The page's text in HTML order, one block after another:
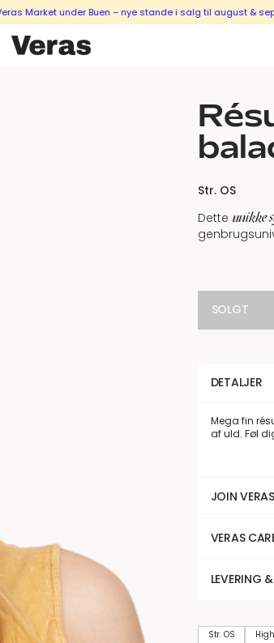
under Buen – nye stande i salg til august & september
Str. OS
Dette unikke
SOLGT
DETALJER
Mega fin
af uld. Føl
JOIN
VERAS
LEVERING
Str. OS